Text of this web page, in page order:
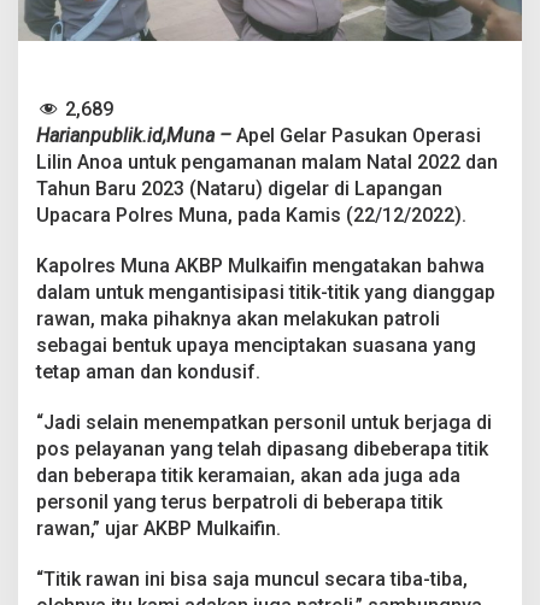
a
n
g
N
a
a
r
u
,
P
o
r
s
M
u
n
A
k
2,689
Harianpublik.id,Muna – Apel Gelar Pasukan Operasi
Lilin Anoa untuk pengamanan malam Natal 2022 dan
Tahun Baru 2023 (Nataru) digelar di Lapangan
Upacara Polres Muna, pada Kamis (22/12/2022).
Kapolres Muna AKBP Mulkaifin mengatakan bahwa
dalam untuk mengantisipasi titik-titik yang dianggap
rawan, maka pihaknya akan melakukan patroli
sebagai bentuk upaya menciptakan suasana yang
tetap aman dan kondusif.
“Jadi selain menempatkan personil untuk berjaga di
pos pelayanan yang telah dipasang dibeberapa titik
dan beberapa titik keramaian, akan ada juga ada
personil yang terus berpatroli di beberapa titik
rawan,” ujar AKBP Mulkaifin.
“Titik rawan ini bisa saja muncul secara tiba-tiba,